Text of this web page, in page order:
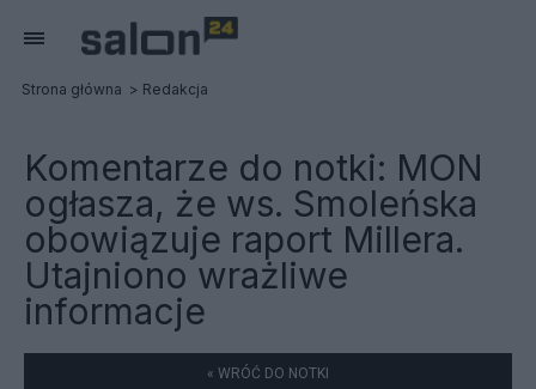
Strona główna Redakcja
Komentarze do notki: MON
ogłasza, że ws. Smoleńska
obowiązuje raport Millera.
Utajniono wrażliwe
informacje
« WRÓĆ DO NOTKI